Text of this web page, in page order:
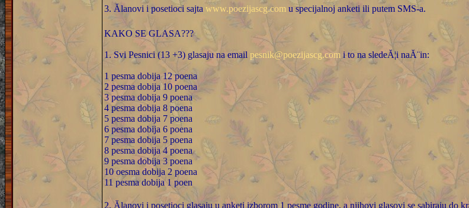
3. Ălanovi i posetioci sajta www.poezijascg.com u specijalnoj anketi ili putem SMS-a.
KAKO SE GLASA???
1. Svi Pesnici (13 +3) glasaju na email pesnik@poezijascg.com i to na sledeĂ¦i naĂ¨in:
1 pesma dobija 12 poena
2 pesma dobija 10 poena
3 pesma dobija 9 poena
4 pesma dobija 8 poena
5 pesma dobija 7 poena
6 pesma dobija 6 poena
7 pesma dobija 5 poena
8 pesma dobija 4 poena
9 pesma dobija 3 poena
10 oesma dobija 2 poena
11 pesma dobija 1 poen
2. Ălanovi i posetioci glasaju u anketi izborom 1 pesme godine, a njihovi glasovi se sabiraju do